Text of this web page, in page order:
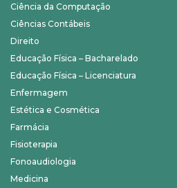
Ciência da Computação
Ciências Contábeis
Direito
Educação Física – Bacharelado
Educação Física – Licenciatura
Enfermagem
Estética e Cosmética
Farmácia
Fisioterapia
Fonoaudiologia
Medicina